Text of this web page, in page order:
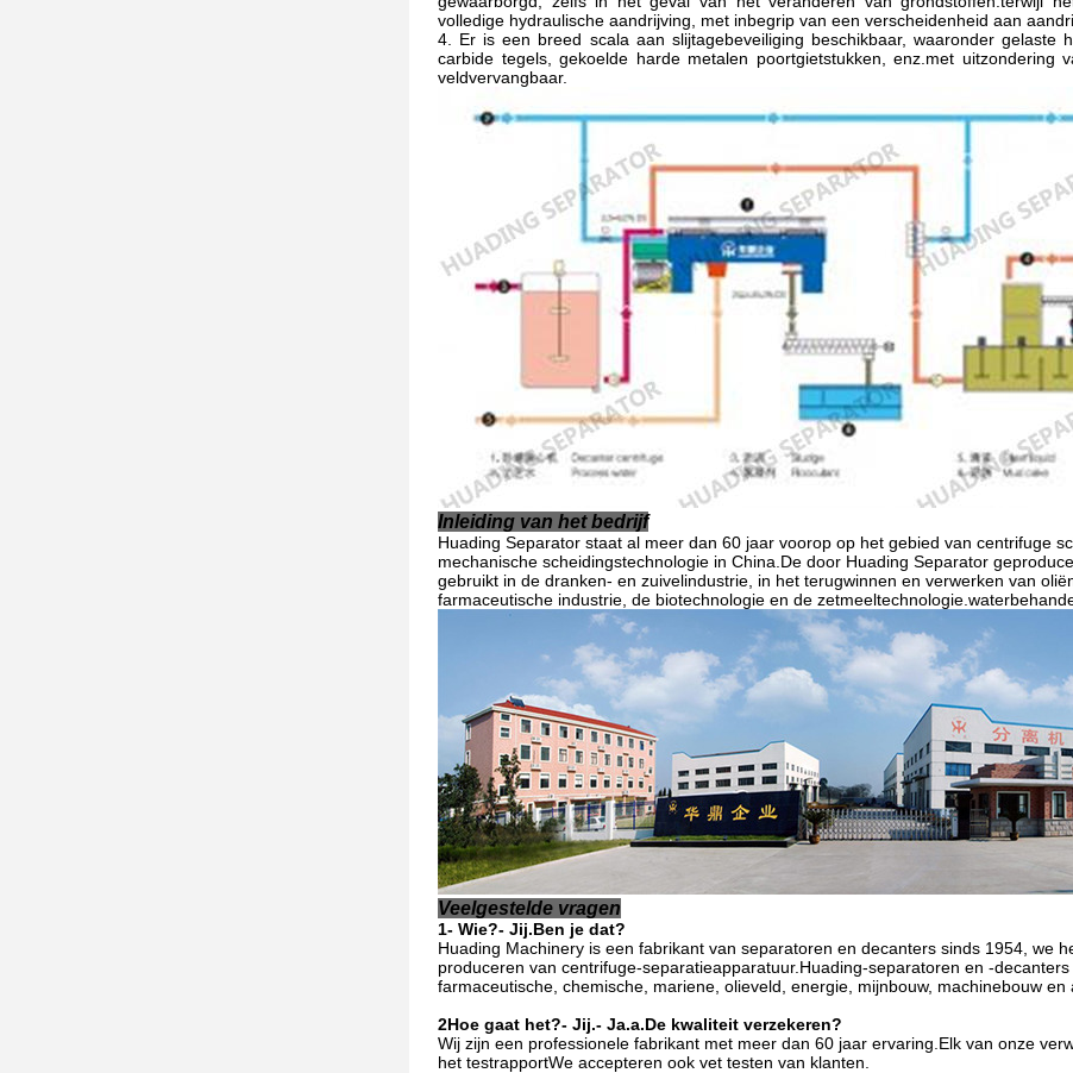
volledige hydraulische aandrijving, met inbegrip van een verscheidenheid aan
Er is een breed scala aan slijtagebeveiliging beschikbaar, waaronder gelaste
carbide tegels, gekoelde harde metalen poortgietstukken, enz.met uitzondering
veldvervangbaar.
Inleiding van het bedrijf
Huading Separator staat al meer dan 60 jaar voorop op het gebied van centrifuge
mechanische scheidingstechnologie in China.De door Huading Separator
gebruikt in de dranken- en zuivelindustrie, in het terugwinnen en verwerken van
farmaceutische industrie, de biotechnologie en de
Veelgestelde vragen
1- Wie?- Jij.Ben je dat?
Huading Machinery is een fabrikant van separatoren en decanters sinds 1954, we
produceren van centrifuge-separatieapparatuur.Huading-separatoren en -
farmaceutische, chemische, mariene, olieveld, energie, mijnbouw, machinebouw en
2Hoe gaat het?- Jij.- Ja.a.De kwaliteit verzekeren?
Wij zijn een professionele fabrikant met meer dan 60 jaar ervaring.Elk van onze
het testrapportWe accepteren ook vet testen van klanten.